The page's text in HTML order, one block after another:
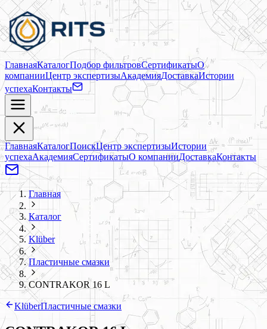
ГлавнаяКаталогПодбор фильтровСертификатыО
компанииЦентр экспертизыАкадемияДоставкаИстории
успехаКонтакты
ГлавнаяКаталогПоискЦентр экспертизыИстории
успехаАкадемияСертификатыО компанииДоставкаКонтакты
Главная
Каталог
Klüber
Пластичные смазки
CONTRAKOR 16 L
KlüberПластичные смазки